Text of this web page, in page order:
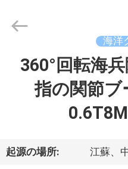
品
2020
INTERNATIONAL
GROUP
海洋
360°回転海
指の関節ブ
起源の場所: 江蘇、